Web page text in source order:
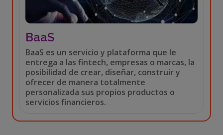
BaaS
BaaS es un servicio y plataforma que le
entrega a las fintech, empresas o marcas, la
posibilidad de crear, diseñar, construir y
ofrecer de manera totalmente
personalizada sus propios productos o
servicios financieros.